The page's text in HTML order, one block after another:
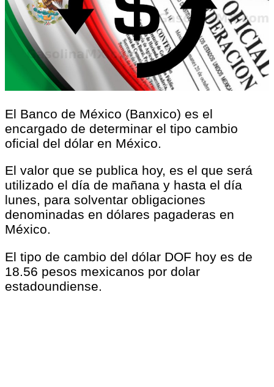
El Banco de México (Banxico) es el
encargado de determinar el tipo cambio
oficial del dólar en México.
El valor que se publica hoy, es el que será
utilizado el día de mañana y hasta el día
lunes, para solventar obligaciones
denominadas en dólares pagaderas en
México.
El tipo de cambio del dólar DOF hoy es de
18.56 pesos mexicanos por dolar
estadoundiense.